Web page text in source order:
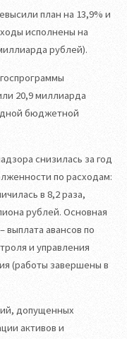
план на 13,9% и
исполнены на
рублей).
20,9 миллиарда
бюджетной
снизилась за год
по расходам:
в 8,2 раза,
рублей. Основная
выплата авансов по
и управления
(работы завершены в
допущенных
активов и